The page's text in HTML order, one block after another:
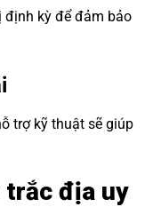
định kỳ để đảm bảo
trợ kỹ thuật sẽ giúp
trắc địa uy